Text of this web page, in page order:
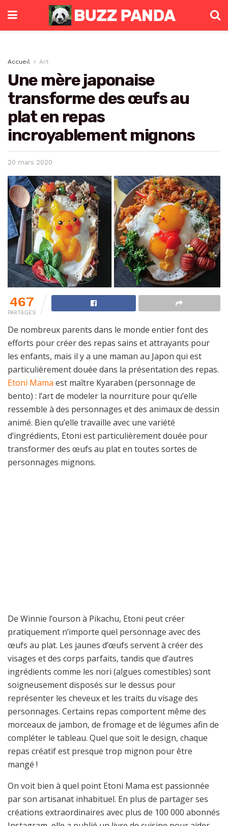
Accueil Art
Une mère japonaise
transforme des œufs au
plat en repas
incroyablement mignons
20 mars 2020
467
PARTAGES
De nombreux parents dans le monde entier font des
efforts pour créer des repas sains et attrayants pour
les enfants, mais il y a une maman au Japon qui est
particulièrement douée dans la présentation des repas.
Etoni Mama est maître Kyaraben (personnage de
bento) : l’art de modeler la nourriture pour qu’elle
ressemble à des personnages et des animaux de dessin
animé. Bien qu’elle travaille avec une variété
d’ingrédients, Etoni est particulièrement douée pour
transformer des œufs au plat en toutes sortes de
personnages mignons.
De Winnie l’ourson à Pikachu, Etoni peut créer
pratiquement n’importe quel personnage avec des
œufs au plat. Les jaunes d’œufs servent à créer des
visages et des corps parfaits, tandis que d’autres
ingrédients comme les nori (algues comestibles) sont
soigneusement disposés sur le dessus pour
représenter les cheveux et les traits du visage des
personnages. Certains repas comportent même des
morceaux de jambon, de fromage et de légumes afin de
compléter le tableau. Quel que soit le design, chaque
repas créatif est presque trop mignon pour être
mangé !
On voit bien à quel point Etoni Mama est passionnée
par son artisanat inhabituel. En plus de partager ses
créations extraordinaires avec plus de 100 000 abonnés